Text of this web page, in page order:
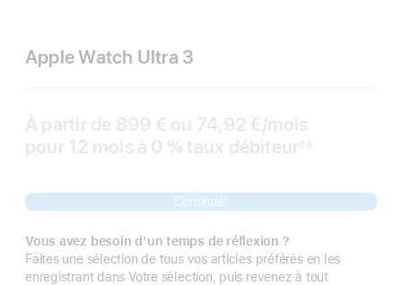
Apple Watch Ultra 3
À partir de 899 € ou 74,92 €/mois
pour 12 mois à 0 % taux débiteur
Note
de
page
◊◊
Continuer
Vous avez besoin d’un temps de réflexion ?
Faites une sélection de tous vos articles préférés en les
enregistrant dans Votre sélection, puis revenez à tout